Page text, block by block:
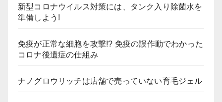
新型コロナウイルス対策には、タンク入り除菌水を
準備しよう!
免疫が正常な細胞を攻撃!? 免疫の誤作動でわかった
コロナ後遺症の仕組み
ナノグロウリッチは店舗で売っていない育毛ジェル